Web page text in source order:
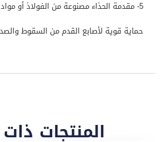
حماية قوية لأصابع القدم من السقوط
المنتجات